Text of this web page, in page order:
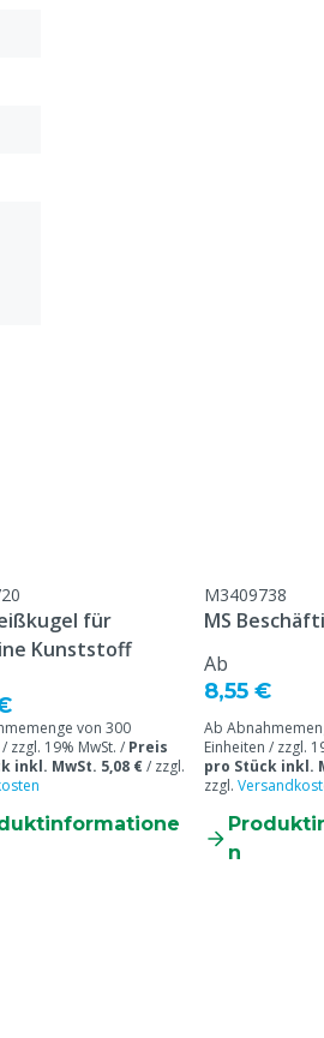
für
Kunststoff
von 300
zzgl. 19% MwSt. / Preis
inkl. MwSt. 5,08 €/ zzgl.
M3409738
MS
Ab
8,55 €
Ab
Einheiten / zzgl.
pro Stück inkl.
zzgl.
n